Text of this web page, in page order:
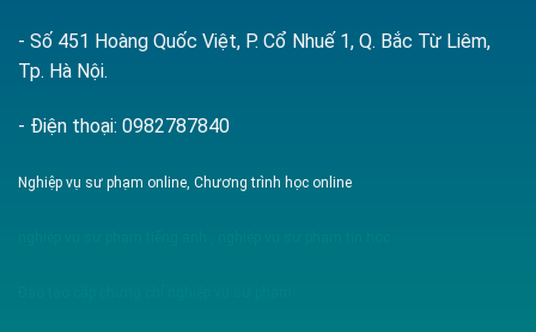
- Số 451 Hoàng Quốc Việt, P. Cổ Nhuế 1, Q. Bắc Từ Liêm,
Tp. Hà Nội.
- Điện thoại: 0982787840
Nghiệp vụ sư phạm online, Chương trình học online